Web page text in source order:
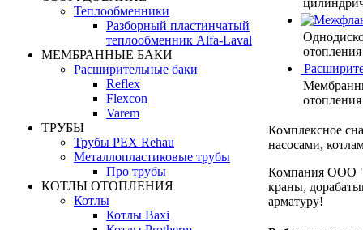
Теплообменники
Разборный пластинчатый
теплообменник Alfa-Laval
МЕМБРАННЫЕ БАКИ
Расширительные баки
Reflex
Flexcon
Varem
ТРУБЫ
Трубы PEX Rehau
Металлопластиковые трубы
Про трубы
КОТЛЫ ОТОПЛЕНИЯ
Котлы
Котлы Baxi
Комплексное
насосами,
Компания ООО
краны,
арматуру!